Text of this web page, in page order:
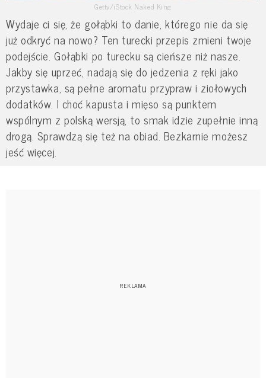
Getty/iStock Naked King
Wydaje ci się, że gołąbki to danie, którego nie da się
już odkryć na nowo? Ten turecki przepis zmieni twoje
podejście. Gołąbki po turecku są cieńsze niż nasze.
Jakby się uprzeć, nadają się do jedzenia z ręki jako
przystawka, są pełne aromatu przypraw i ziołowych
dodatków. I choć kapusta i mięso są punktem
wspólnym z polską wersją, to smak idzie zupełnie inną
drogą. Sprawdzą się też na obiad. Bezkarnie możesz
jeść więcej.